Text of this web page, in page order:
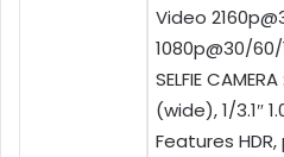
Video
1080p@30/
SELFIE
(wide), 1/3.1″
Features